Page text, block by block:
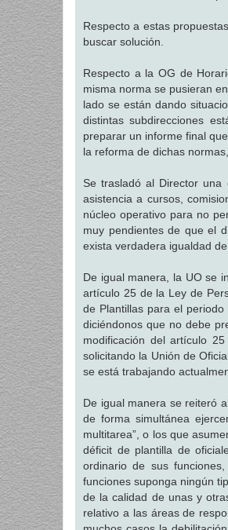
Respecto a estas
buscar solución.
Respecto a la OG de
misma norma se pusieran
lado se están dando
distintas subdirecciones
preparar un informe final
la reforma de dichas
Se trasladó al Director
asistencia a cursos,
núcleo operativo para no
muy pendientes de que el
exista verdadera igualdad
De igual manera, la UO se
artículo 25 de la Ley de
de Plantillas para el
diciéndonos que no debe
modificación del artículo
solicitando la Unión de
se está trabajando
De igual manera se reiteró
de forma simultánea
multitarea”, o los que
déficit de plantilla de
ordinario de sus
funciones suponga ningún
de la calidad de unas y
relativo a las áreas de